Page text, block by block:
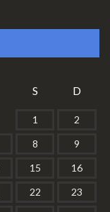
S D
1
2
8
9
15
16
22
23